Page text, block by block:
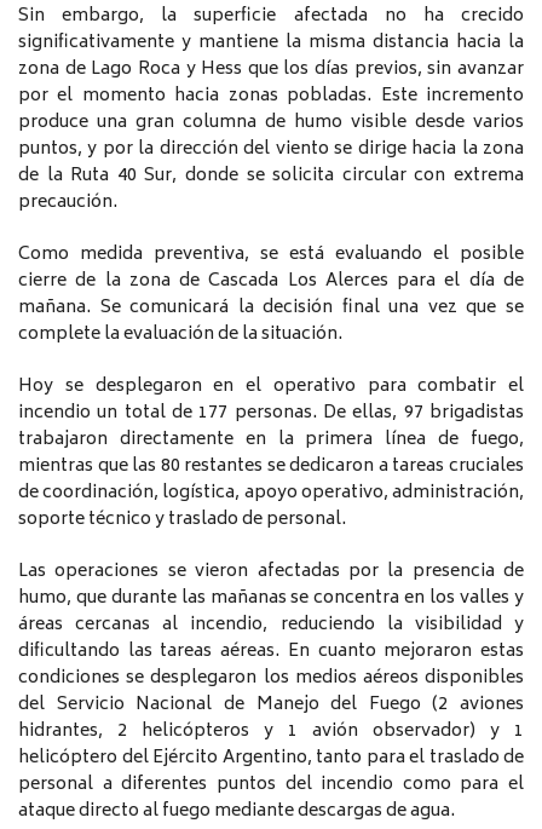
Sin embargo, la superficie afectada no ha crecido
significativamente y mantiene la misma distancia hacia la
zona de Lago Roca y Hess que los días previos, sin avanzar
por el momento hacia zonas pobladas. Este incremento
produce una gran columna de humo visible desde varios
puntos, y por la dirección del viento se dirige hacia la zona
de la Ruta 40 Sur, donde se solicita circular con extrema
precaución.
Como medida preventiva, se está evaluando el posible
cierre de la zona de Cascada Los Alerces para el día de
mañana. Se comunicará la decisión final una vez que se
complete la evaluación de la situación.
Hoy se desplegaron en el operativo para combatir el
incendio un total de 177 personas. De ellas, 97 brigadistas
trabajaron directamente en la primera línea de fuego,
mientras que las 80 restantes se dedicaron a tareas cruciales
de coordinación, logística, apoyo operativo, administración,
soporte técnico y traslado de personal.
Las operaciones se vieron afectadas por la presencia de
humo, que durante las mañanas se concentra en los valles y
áreas cercanas al incendio, reduciendo la visibilidad y
dificultando las tareas aéreas. En cuanto mejoraron estas
condiciones se desplegaron los medios aéreos disponibles
del Servicio Nacional de Manejo del Fuego (2 aviones
hidrantes, 2 helicópteros y 1 avión observador) y 1
helicóptero del Ejército Argentino, tanto para el traslado de
personal a diferentes puntos del incendio como para el
ataque directo al fuego mediante descargas de agua.